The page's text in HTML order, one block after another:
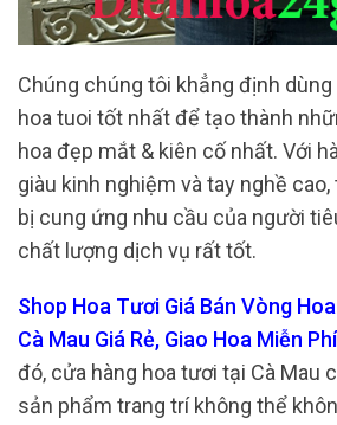
Chúng chúng tôi khẳng định
hoa tuoi tốt nhất để tạo thành
hoa đẹp mắt & kiên cố nhất. Với
giàu kinh nghiệm và tay nghề
bị cung ứng nhu cầu của người
chất lượng dịch vụ rất tốt.
Shop Hoa Tươi Giá Bán Vòng
Cà Mau Giá Rẻ, Giao Hoa Miễn Phí
đó, cửa hàng hoa tươi tại Cà Mau
sản phẩm trang trí không thể